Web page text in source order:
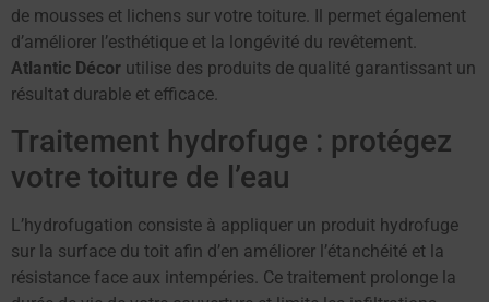
de mousses et lichens sur votre toiture. Il permet également
d’améliorer l’esthétique et la longévité du revêtement.
Atlantic Décor utilise des produits de qualité garantissant un
résultat durable et efficace.
Traitement hydrofuge : protégez
votre toiture de l’eau
L’hydrofugation consiste à appliquer un produit hydrofuge
sur la surface du toit afin d’en améliorer l’étanchéité et la
résistance face aux intempéries. Ce traitement prolonge la